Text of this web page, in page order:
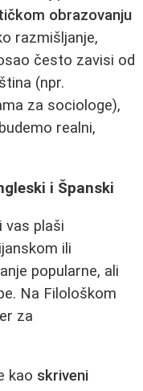
obrazovanju
razmišljanje,
često zavisi od
(npr.
za sociologe),
realni,
i Španski
vas plaši
ili
popularne, ali
Na Filološkom
za
kao skriveni